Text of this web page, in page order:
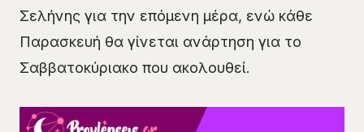
Σελήνης για την επόμενη μέρα, ενώ κάθε
Παρασκευή θα γίνεται ανάρτηση για το
Σαββατοκύριακο που ακολουθεί.